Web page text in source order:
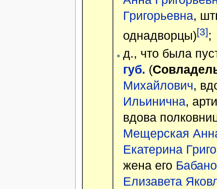
Григорьевна,
однадворцы)[3];
д., что была
губ. (
Михайлович,
Ильинична,
вдова
Мещерская
Екатерина
жена его
Елизавета